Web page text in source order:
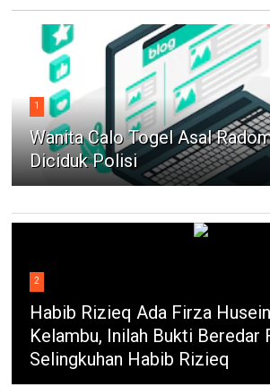
1
Wanita Calo Togel Asal
Diciduk Polisi
2
Habib Rizieq Ada Firza
Kelambu, Inilah Bukti Beredar
Selingkuhan Habib Rizieq